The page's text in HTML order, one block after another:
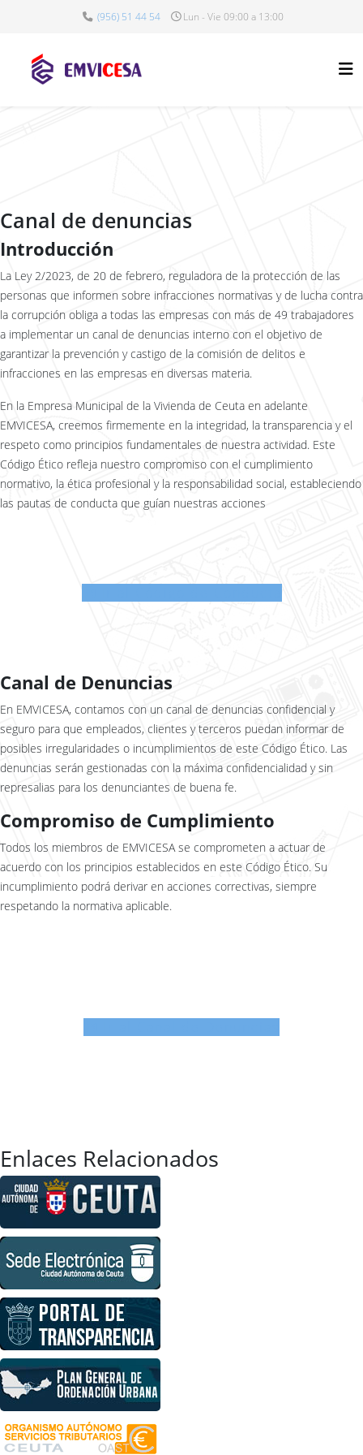
(956) 51 44 54 Lun - Vie 09:00 a 13:00
Canal de denuncias
Introducción
La Ley 2/2023, de 20 de febrero, reguladora de la protección de las
personas que informen sobre infracciones normativas y de lucha contra
la corrupción obliga a todas las empresas con más de 49 trabajadores
a implementar un canal de denuncias interno con el objetivo de
garantizar la prevención y castigo de la comisión de delitos e
infracciones en las empresas en diversas materia.
En la Empresa Municipal de la Vivienda de Ceuta en adelante
EMVICESA, creemos firmemente en la integridad, la transparencia y el
respeto como principios fundamentales de nuestra actividad. Este
Código Ético refleja nuestro compromiso con el cumplimiento
normativo, la ética profesional y la responsabilidad social, estableciendo
las pautas de conducta que guían nuestras acciones
Canal de Denuncias
En EMVICESA, contamos con un canal de denuncias confidencial y
seguro para que empleados, clientes y terceros puedan informar de
posibles irregularidades o incumplimientos de este Código Ético. Las
denuncias serán gestionadas con la máxima confidencialidad y sin
represalias para los denunciantes de buena fe.
Compromiso de Cumplimiento
Todos los miembros de EMVICESA se comprometen a actuar de
acuerdo con los principios establecidos en este Código Ético. Su
incumplimiento podrá derivar en acciones correctivas, siempre
respetando la normativa aplicable.
Enlaces Relacionados